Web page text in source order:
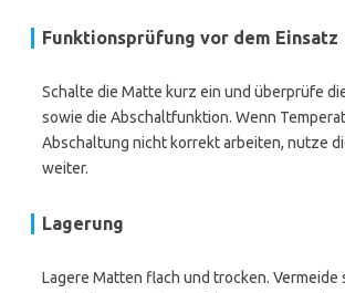
Funktionsprüfung vor dem Einsatz
Schalte die Matte kurz ein und überprüfe
sowie die Abschaltfunktion. Wenn
Abschaltung nicht korrekt arbeiten, nutze
weiter.
Lagerung
Lagere Matten flach und trocken. Vermeide